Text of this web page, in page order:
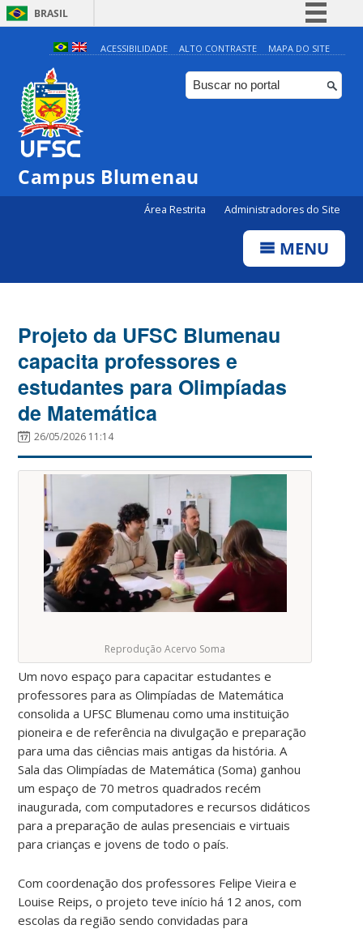
BRASIL
Simplifique!
Comunica BR
Participe
ACESSIBILIDADE ALTO CONTRASTE MAPA DO SITE
Campus Blumenau
Área Restrita Administradores do Site
MENU
Projeto da UFSC Blumenau
capacita professores e
estudantes para Olimpíadas
de Matemática
26/05/2026 11:14
Reprodução Acervo Soma
Um novo espaço para capacitar estudantes e
professores para as Olimpíadas de Matemática
consolida a UFSC Blumenau como uma instituição
pioneira e de referência na divulgação e preparação
para uma das ciências mais antigas da história. A
Sala das Olimpíadas de Matemática (Soma) ganhou
um espaço de 70 metros quadrados recém
inaugurada, com computadores e recursos didáticos
para a preparação de aulas presenciais e virtuais
para crianças e jovens de todo o país.
Com coordenação dos professores Felipe Vieira e
Louise Reips, o projeto teve início há 12 anos, com
escolas da região sendo convidadas para